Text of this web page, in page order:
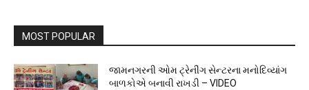
MOST POPULAR
જામનગરની ઓમ ટ્રેનીંગ સેન્ટરના મનોદિવ્યાંગ
બાળકોએ બનાવી રાખડી – VIDEO